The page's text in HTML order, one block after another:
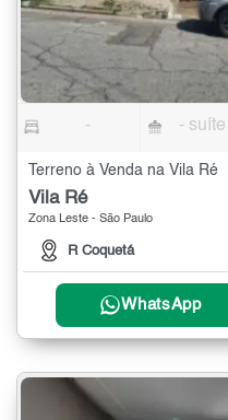
- - suíte
Terreno à Venda na Vila Ré
Vila Ré
Zona Leste - São Paulo
R Coquetá
WhatsApp